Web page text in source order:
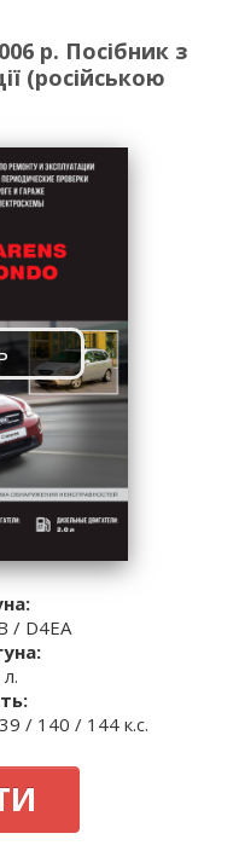
р. Посібник з
(російською
/ D4EA
/ 140 / 144 к.с.